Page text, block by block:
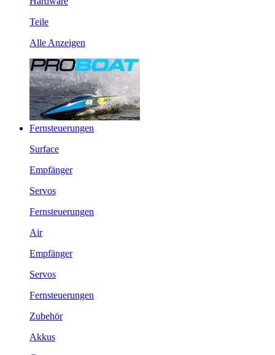
Teile
Alle Anzeigen
Fernsteuerungen
Surface
Empfänger
Servos
Fernsteuerungen
Air
Empfänger
Servos
Fernsteuerungen
Zubehör
Akkus